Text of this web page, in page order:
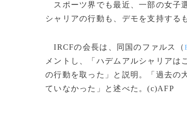
スポーツ界でも最近、一部の女子
シャリアの行動も、デモを支持する
IRCFの会長は、同国のファルス（
メントし、「ハデムアルシャリアは
の行動を取った」と説明。「過去の
ていなかった」と述べた。(c)AFP